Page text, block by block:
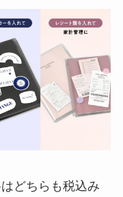
どちらも税込み